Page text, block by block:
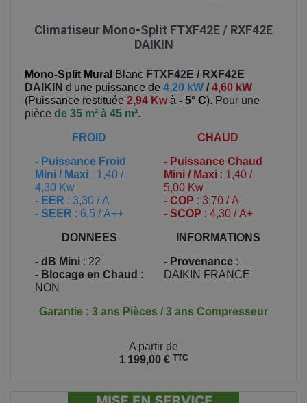
Climatiseur Mono-Split FTXF42E / RXF42E
DAIKIN
Mono-Split Mural Blanc FTXF42E / RXF42E
DAIKIN d'une puissance de 4,20 kW /4,60 kW
(Puissance restituée 2,94 Kwà - 5° C). Pour une
pièce de 35 m² à 45 m².
FROID
- Puissance Froid
Mini / Maxi : 1,40 /
4,30 Kw
- EER : 3,30 / A
- SEER : 6,5 / A++
CHAUD
- Puissance Chaud
Mini / Maxi : 1,40 /
5,00 Kw
- COP : 3,70 / A
- SCOP : 4,30 / A+
DONNEES
- dB Mini : 22
- Blocage en Chaud :
NON
INFORMATIONS
- Provenance :
DAIKIN FRANCE
Garantie : 3 ans Pièces / 3 ans Compresseur
A partir de
1 199,00 € TTC